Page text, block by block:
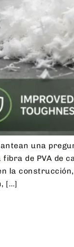
una
de PVA de
la
[…]